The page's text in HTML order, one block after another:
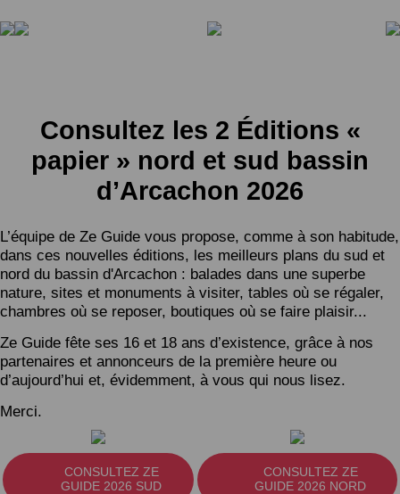
Consultez les 2 Éditions «
papier » nord et sud bassin
d’Arcachon 2026
L’équipe de Ze Guide vous propose, comme à son habitude,
dans ces nouvelles éditions, les meilleurs plans du sud et
nord du bassin d'Arcachon : balades dans une superbe
nature, sites et monuments à visiter, tables où se régaler,
chambres où se reposer, boutiques où se faire plaisir...
Ze Guide fête ses 16 et 18 ans d’existence, grâce à nos
partenaires et annonceurs de la première heure ou
d’aujourd’hui et, évidemment, à vous qui nous lisez.
Merci.
CONSULTEZ ZE
GUIDE 2026 SUD
CONSULTEZ ZE
GUIDE 2026 NORD